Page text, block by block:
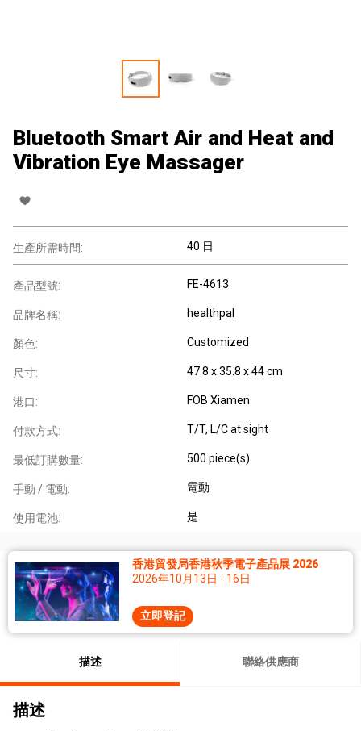
Bluetooth Smart Air and Heat and
Vibration Eye Massager
生產所需時間: 40 日
產品型號: FE-4613
品牌名稱: healthpal
顏色: Customized
尺寸: 47.8 x 35.8 x 44 cm
港口: FOB Xiamen
付款方式: T/T, L/C at sight
最低訂購數量: 500 piece(s)
手動 / 電動: 電動
使用電池: 是
香港貿發局香港秋季電子產品展 2026
2026年10月13日 - 16日
立即登記
描述 聯絡供應商
描述